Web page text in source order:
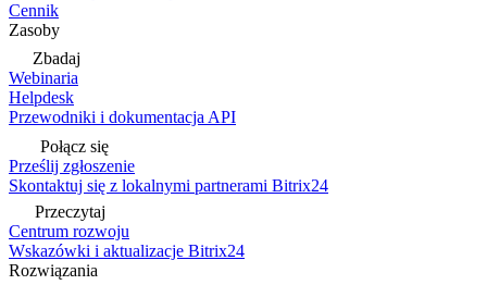
Cennik
Zasoby
Zbadaj
Webinaria
Helpdesk
Przewodniki i dokumentacja API
Połącz się
Prześlij zgłoszenie
Skontaktuj się z lokalnymi partnerami Bitrix24
Przeczytaj
Centrum rozwoju
Wskazówki i aktualizacje Bitrix24
Rozwiązania